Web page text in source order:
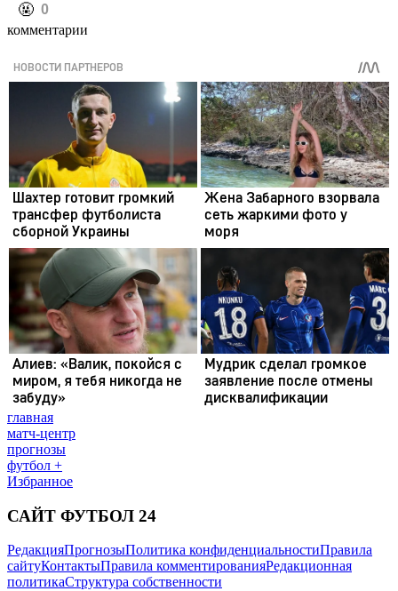
️🤬 0
комментарии
главная
матч-центр
прогнозы
футбол +
Избранное
САЙТ ФУТБОЛ 24
РедакцияПрогнозыПолитика конфиденциальностиПравила
сайтуКонтактыПравила комментированияРедакционная
политикаСтруктура собственности